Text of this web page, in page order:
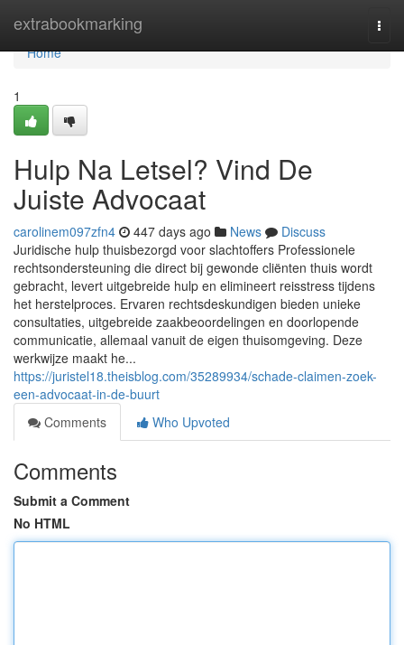
extrabookmarking
Home
Home
1
Hulp Na Letsel? Vind De
Juiste Advocaat
carolinem097zfn4 447 days ago News
Discuss
Juridische hulp thuisbezorgd voor slachtoffers Professionele
rechtsondersteuning die direct bij gewonde cliënten thuis wordt
gebracht, levert uitgebreide hulp en elimineert reisstress tijdens
het herstelproces. Ervaren rechtsdeskundigen bieden unieke
consultaties, uitgebreide zaakbeoordelingen en doorlopende
communicatie, allemaal vanuit de eigen thuisomgeving. Deze
werkwijze maakt he...
https://juristel18.theisblog.com/35289934/schade-claimen-zoek-
een-advocaat-in-de-buurt
Comments
Who Upvoted
Comments
Submit a Comment
No HTML